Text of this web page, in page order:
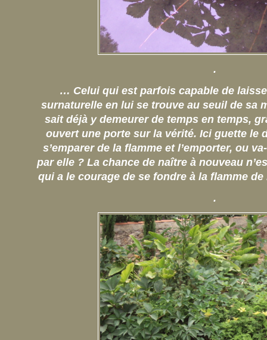
.
… Celui qui est parfois capable de
surnaturelle en lui se trouve au seuil de sa
sait déjà y demeurer de temps en temps,
ouvert une porte sur la vérité. Ici guette le
s’emparer de la flamme et l’emporter, ou
par elle ? La chance de naître à nouveau
qui a le courage de se fondre à la flamme
.